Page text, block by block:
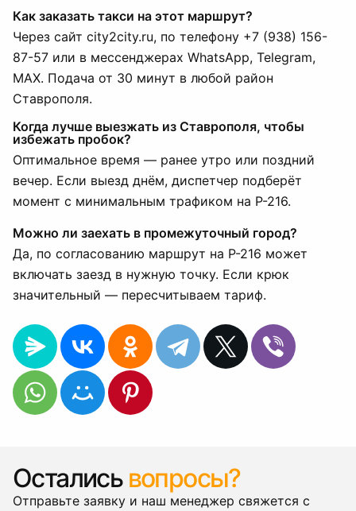
Как заказать такси на этот маршрут?
Через сайт city2city.ru, по телефону +7 (938) 156-
87-57 или в мессенджерах WhatsApp, Telegram,
MAX. Подача от 30 минут в любой район
Ставрополя.
Когда лучше выезжать из Ставрополя, чтобы
избежать пробок?
Оптимальное время — ранее утро или поздний
вечер. Если выезд днём, диспетчер подберёт
момент с минимальным трафиком на Р-216.
Можно ли заехать в промежуточный город?
Да, по согласованию маршрут на Р-216 может
включать заезд в нужную точку. Если крюк
значительный — пересчитываем тариф.
Остались вопросы?
Отправьте заявку и наш менеджер свяжется с